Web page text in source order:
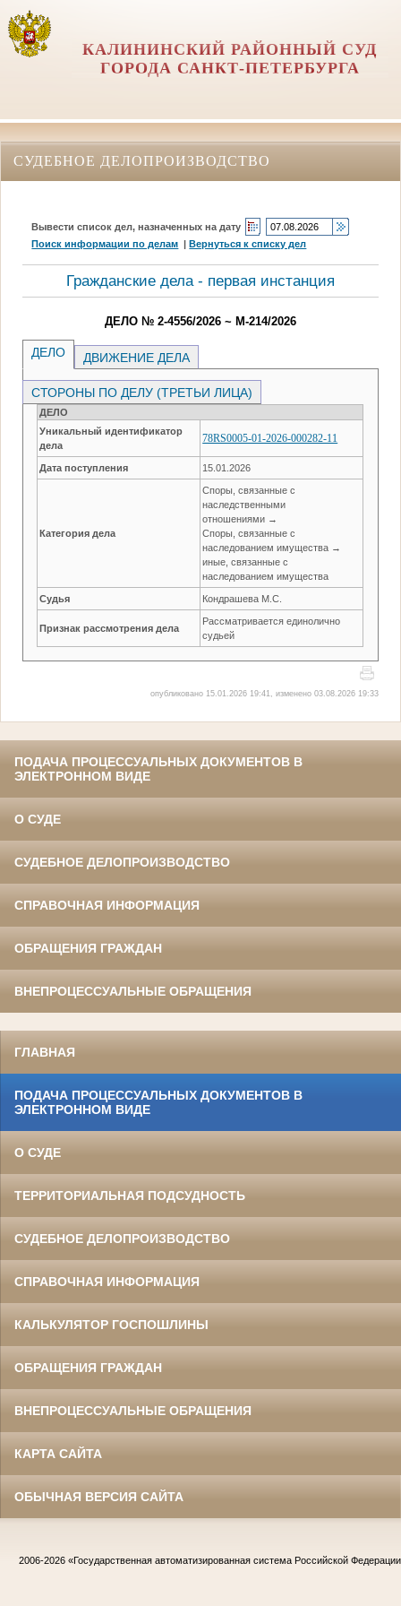
КАЛИНИНСКИЙ РАЙОННЫЙ СУД
ГОРОДА САНКТ-ПЕТЕРБУРГА
СУДЕБНОЕ ДЕЛОПРОИЗВОДСТВО
Вывести список дел, назначенных на дату
Поиск информации по делам |Вернуться к списку дел
Гражданские дела - первая инстанция
ДЕЛО № 2-4556/2026 ~ М-214/2026
ДЕЛО ДВИЖЕНИЕ ДЕЛА
СТОРОНЫ ПО ДЕЛУ (ТРЕТЬИ ЛИЦА)
ДЕЛО
Уникальный идентификатор
дела
78RS0005-01-2026-000282-11
Дата поступления 15.01.2026
Категория дела
Споры, связанные с
наследственными
отношениями →
Споры, связанные с
наследованием имущества →
иные, связанные с
наследованием имущества
Судья Кондрашева М.С.
Признак рассмотрения дела
Рассматривается единолично
судьей
опубликовано 15.01.2026 19:41, изменено 03.08.2026 19:33
ПОДАЧА ПРОЦЕССУАЛЬНЫХ ДОКУМЕНТОВ В
ЭЛЕКТРОННОМ ВИДЕ
О СУДЕ
СУДЕБНОЕ ДЕЛОПРОИЗВОДСТВО
СПРАВОЧНАЯ ИНФОРМАЦИЯ
ОБРАЩЕНИЯ ГРАЖДАН
ВНЕПРОЦЕССУАЛЬНЫЕ ОБРАЩЕНИЯ
ГЛАВНАЯ
ПОДАЧА ПРОЦЕССУАЛЬНЫХ ДОКУМЕНТОВ В
ЭЛЕКТРОННОМ ВИДЕ
О СУДЕ
ТЕРРИТОРИАЛЬНАЯ ПОДСУДНОСТЬ
СУДЕБНОЕ ДЕЛОПРОИЗВОДСТВО
СПРАВОЧНАЯ ИНФОРМАЦИЯ
КАЛЬКУЛЯТОР ГОСПОШЛИНЫ
ОБРАЩЕНИЯ ГРАЖДАН
ВНЕПРОЦЕССУАЛЬНЫЕ ОБРАЩЕНИЯ
КАРТА САЙТА
ОБЫЧНАЯ ВЕРСИЯ САЙТА
2006-2026 «Государственная автоматизированная система Российской